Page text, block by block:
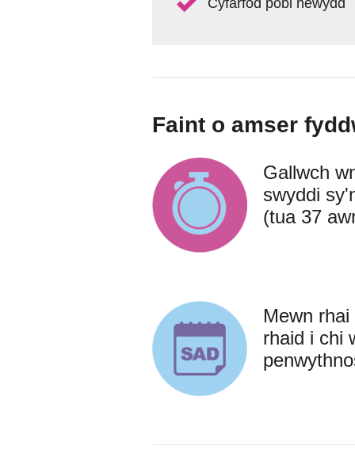
Faint o amser
Gallwch
swyddi
(tua 37
Mewn
rhaid i chi